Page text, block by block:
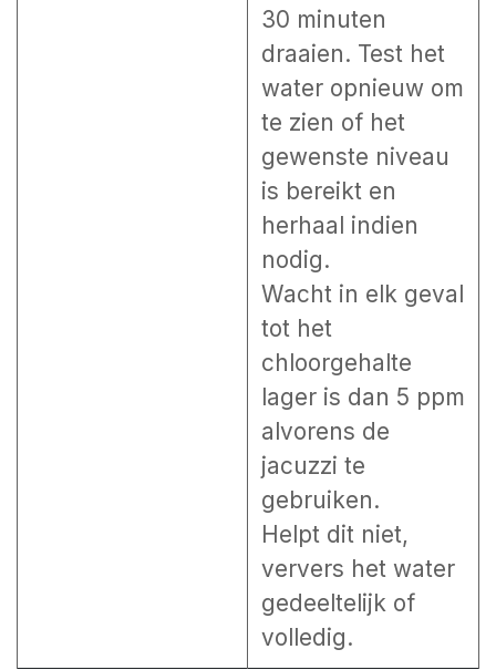
30 minuten
draaien. Test het
water opnieuw om
te zien of het
gewenste niveau
is bereikt en
herhaal indien
nodig.
Wacht in elk geval
tot het
chloorgehalte
lager is dan 5 ppm
alvorens de
jacuzzi te
gebruiken.
Helpt dit niet,
ververs het water
gedeeltelijk of
volledig.